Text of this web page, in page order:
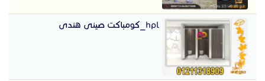
hpl_كومباكت صينى هندى